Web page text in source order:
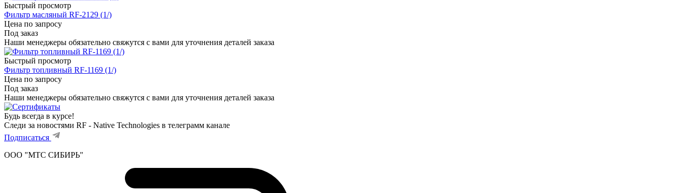
Быстрый просмотр
Фильтр масляный RF-2129 (1/)
Цена по запросу
Под заказ
Наши менеджеры обязательно свяжутся с вами для уточнения деталей заказа
Быстрый просмотр
Фильтр топливный RF-1169 (1/)
Цена по запросу
Под заказ
Наши менеджеры обязательно свяжутся с вами для уточнения деталей заказа
Будь всегда в курсе!
Следи за новостями RF - Native Technologies в телеграмм канале
Подписаться
ООО "МТС СИБИРЬ"